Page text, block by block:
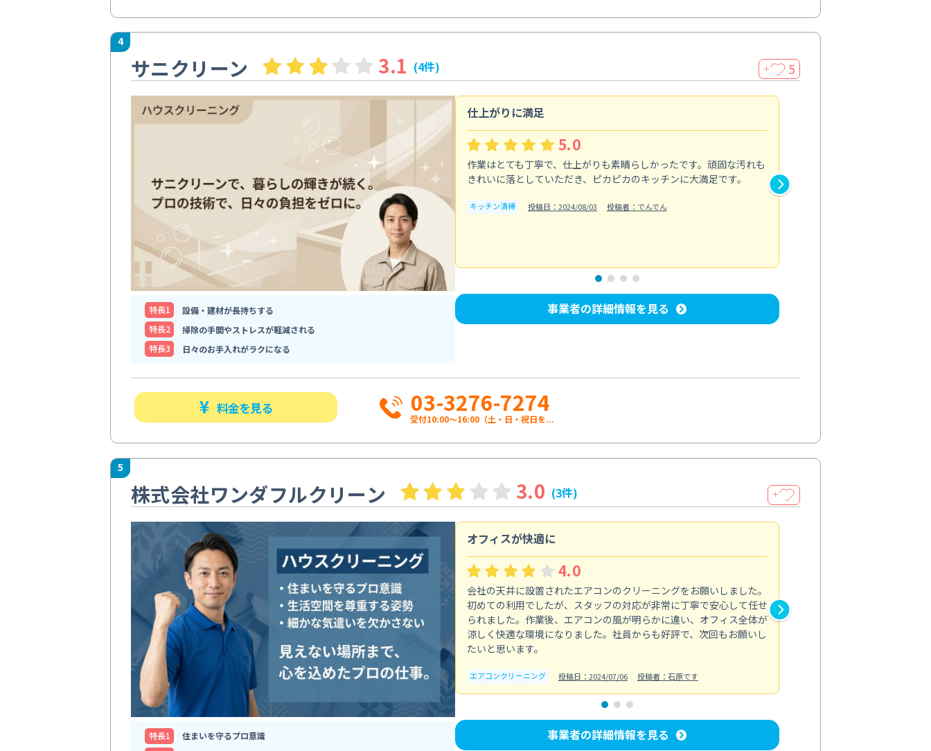
4
サニクリーン 3.1 (4件) ＋ 5
特⻑1
設備・建材が長持ちする
特⻑2
掃除の手間やストレスが軽減される
特⻑3
日々のお手入れがラクになる
仕上がりに満足
5.0
作業はとても丁寧で、仕上がりも素晴らしかったです。頑固な汚れも
きれいに落としていただき、ピカピカのキッチンに大満足です。
キッチン清掃 投稿日：2024/08/03 投稿者：でんでん
事業者の詳細情報を見る
料金を見る 03-3276-7274
受付10:00〜16:00（土・日・祝日を...
5
株式会社ワンダフルクリーン 3.0 (3件) ＋
特⻑1
住まいを守るプロ意識
オフィスが快適に
4.0
会社の天井に設置されたエアコンのクリーニングをお願いしました。
初めての利用でしたが、スタッフの対応が非常に丁寧で安心して任せ
られました。作業後、エアコンの風が明らかに違い、オフィス全体が
涼しく快適な環境になりました。社員からも好評で、次回もお願いし
たいと思います。
エアコンクリーニング 投稿日：2024/07/06 投稿者：石原です
事業者の詳細情報を見る